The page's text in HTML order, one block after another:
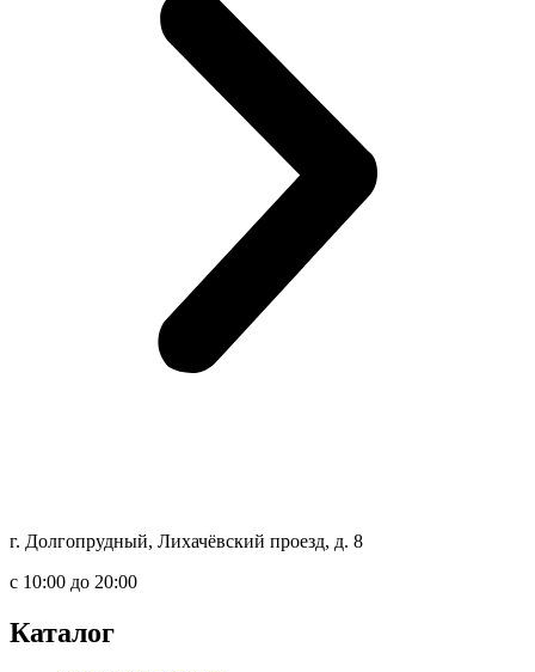
г. Долгопрудный, Лихачёвский проезд, д. 8
c 10:00 до 20:00
Каталог